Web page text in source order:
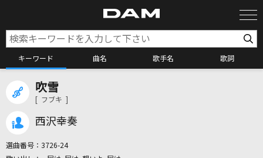
キーワード 曲名 歌手名 歌詞
吹雪
[ フブキ ]
西沢幸奏
選曲番号： 3726-24